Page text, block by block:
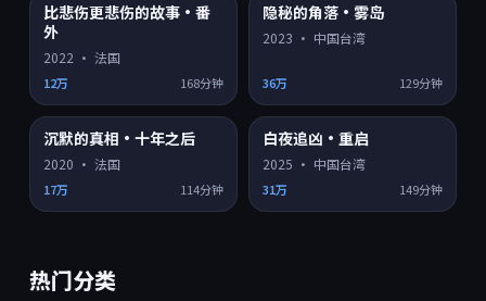
HD
比悲伤更悲伤的故事·番
外
2022 · 法国
12万 168分钟
隐秘的角落·雾岛
2023 · 中国台湾
36万 129分钟
9.2
沉默的真相·十年之后
2020 · 法国
17万 114分钟
9.2
白夜追凶·重启
2025 · 中国台湾
31万 149分钟
热门分类